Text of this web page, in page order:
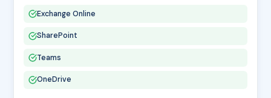
Exchange Online
SharePoint
Teams
OneDrive